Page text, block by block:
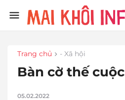
Trang chủ - Xã hội
Bàn cờ thế cuộc
05.02.2022